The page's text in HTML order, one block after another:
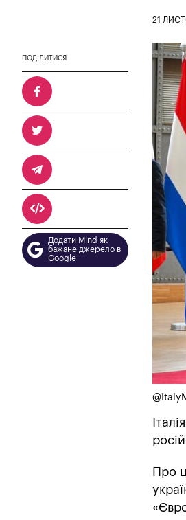
21
ПОДІЛИТИСЯ
Додати Mind як
бажане джерело в
Google
Про